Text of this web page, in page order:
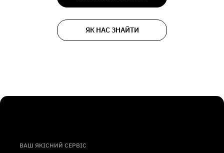
ЯК НАС ЗНАЙТИ
ВАШ ЯКІСНИЙ СЕРВІС